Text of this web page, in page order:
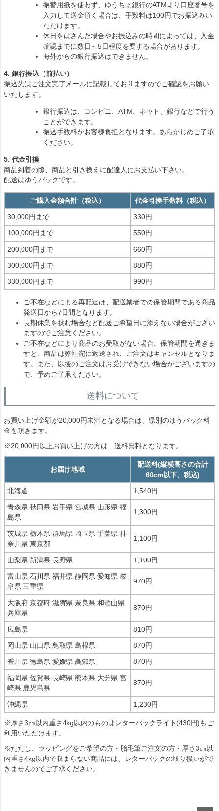
振替用紙を使わず、ゆうちょ銀行のATMより口座番号を
入力して送金頂く場合は、手数料は100円でお振込みい
ただけます。
休日をはさんだ場合やお振込みの時間によっては、入金
確認までに数日～5日程度を要する場合があります。
海外からの銀行振込はできません。
4. 銀行振込（前払い）
振込先はご注文完了メールに記載しておりますのでご確認をお願い
いたします。
銀行振込は、コンビニ、ATM、ネット、銀行などで行う
ことができます。
振込手数料がお客様負担となります。あらかじめご了承
ください。
5. 代金引換
商品到着の際、商品と引き換えに配達人にお支払い下さい。
配送はゆうパックです。
ご購入金額合計（税込） 代金引換手数料（税込）
30,000円まで 330円
100,000円まで 550円
200,000円まで 660円
300,000円まで 880円
330,000円まで 990円
ご不在などによる再配達は、配送業者での保管期間である商品
発送日から7日間となります。
長期休業を挟む場合など配送ご希望日に添えない場合がござい
ますのでご注意ください。
ご不在などにより商品のお受取がない場合、保管期間を過ぎま
すと、商品は弊社宛に返送され、ご注文はキャンセルとなりま
す。また、以後のご注文はお受けできない場合がございますの
で、予めご了承ください。
送料について
お買い上げ金額が20,000円未満となる場合は、県別のゆうパック料
金を頂きます。
※20,000円以上お買い上げの方は、送料無料となります。
お届け地域
配送料(縦横高さの合計
60cm以下、税込)
北海道 1,540円
青森県 秋田県 岩手県 宮城県 山形県 福
島県
1,300円
茨城県 栃木県 群馬県 埼玉県 千葉県 神
奈川県 東京都
1,100円
山梨県 新潟県 長野県 1,100円
富山県 石川県 福井県 静岡県 愛知県 岐
阜県 三重県
970円
大阪府 京都府 滋賀県 奈良県 和歌山県
兵庫県
870円
広島県 810円
岡山県 山口県 鳥取県 島根県 870円
香川県 徳島県 愛媛県 高知県 870円
福岡県 佐賀県 長崎県 熊本県 大分県 宮
崎県 鹿児島県
870円
沖縄県 1,230円
※厚さ3㎝以内重さ4kg以内のものはレターパックライト(430円)もご
利用いただけます。
※ただし、ラッピングをご希望の方・胎毛筆ご注文の方・厚さ3㎝以
内重さ4kg以内で収まらない商品には、レターパックの取り扱いがで
きませんのでご了承ください。